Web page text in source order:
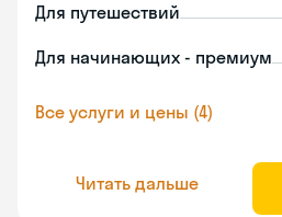
Для путешествий
Для начинающих - премиум
Все услуги и цены (4)
Читать дальше